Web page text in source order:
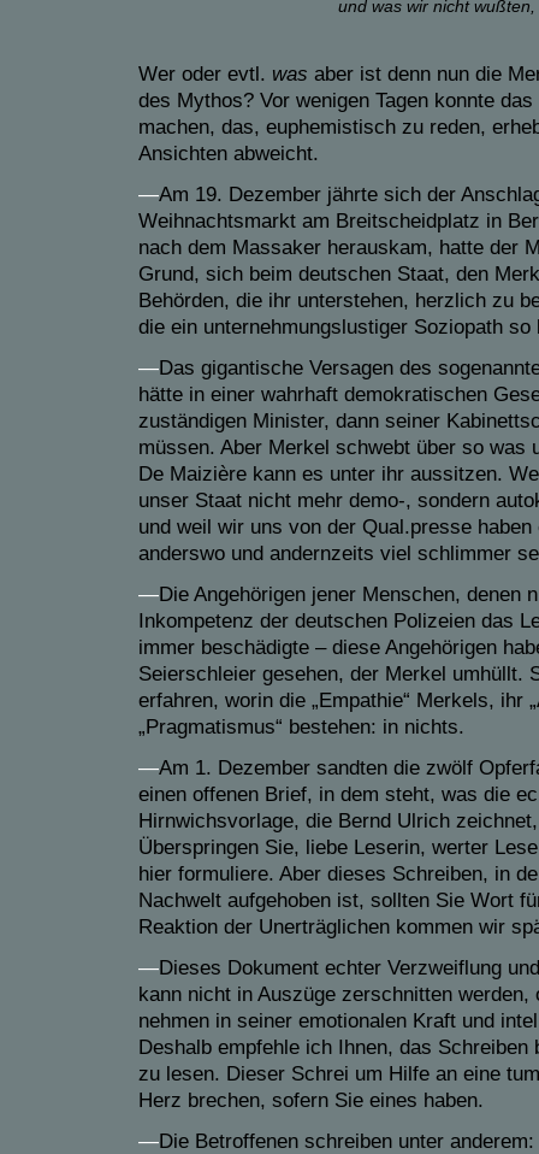
und was wir nicht
Wer oder evtl. was aber ist denn nun die
des Mythos? Vor wenigen Tagen konnte
machen, das, euphemistisch zu reden,
Ansichten abweicht.
—Am 19. Dezember jährte sich der
Weihnachtsmarkt am Breitscheidplatz in
nach dem Massaker herauskam, hatte der
Grund, sich beim deutschen Staat, den
Behörden, die ihr unterstehen, herzlich zu
die ein unternehmungslustiger Soziopath so
—Das gigantische Versagen des
hätte in einer wahrhaft demokratischen
zuständigen Minister, dann seiner
müssen. Aber Merkel schwebt über so was
De Maizière kann es unter ihr aussitzen.
unser Staat nicht mehr demo-, sondern
und weil wir uns von der Qual.presse
anderswo und andernzeits viel schlimmer
—Die Angehörigen jener Menschen, denen
Inkompetenz der deutschen Polizeien das
immer beschädigte – diese Angehörigen
Seierschleier gesehen, der Merkel umhüllt.
erfahren, worin die „Empathie“ Merkels, ihr
„Pragmatismus“ bestehen: in nichts.
—Am 1. Dezember sandten die zwölf
einen offenen Brief, in dem steht, was die
Hirnwichsvorlage, die Bernd Ulrich
Überspringen Sie, liebe Leserin, werter
hier formuliere. Aber dieses Schreiben, in
Nachwelt aufgehoben ist, sollten Sie Wort
Reaktion der Unerträglichen kommen wir
—Dieses Dokument echter Verzweiflung
kann nicht in Auszüge zerschnitten werden,
nehmen in seiner emotionalen Kraft und
Deshalb empfehle ich Ihnen, das
zu lesen. Dieser Schrei um Hilfe an eine
Herz brechen, sofern Sie eines haben.
—Die Betroffenen schreiben unter anderem: